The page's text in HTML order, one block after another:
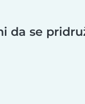
da se